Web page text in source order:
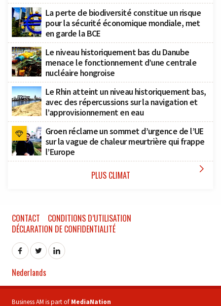
La perte de biodiversité constitue un risque
pour la sécurité économique mondiale, met
en garde la BCE
Le niveau historiquement bas du Danube
menace le fonctionnement d’une centrale
nucléaire hongroise
Le Rhin atteint un niveau historiquement bas,
avec des répercussions sur la navigation et
l’approvisionnement en eau
Groen réclame un sommet d’urgence de l’UE
sur la vague de chaleur meurtrière qui frappe
l’Europe
PLUS CLIMAT 
CONTACT
CONDITIONS D’UTILISATION
DÉCLARATION DE CONFIDENTIALITÉ
Nederlands
Business AM is part of MediaNation